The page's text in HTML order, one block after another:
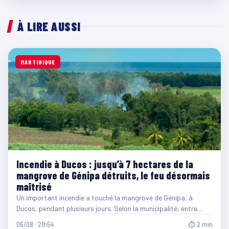
À LIRE AUSSI
MARTINIQUE
Incendie à Ducos : jusqu’à 7 hectares de la
mangrove de Génipa détruits, le feu désormais
maîtrisé
Un important incendie a touché la mangrove de Génipa, à
Ducos, pendant plusieurs jours. Selon la municipalité, entre…
06/08 · 21h54 ⏱ 2 min